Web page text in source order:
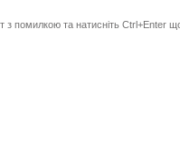
з помилкою та натисніть Ctrl+Enter